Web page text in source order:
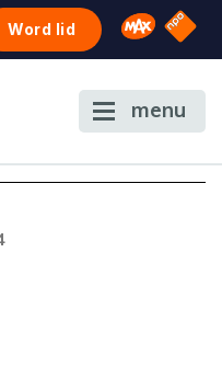
Word lid Omroep
NPO
menu
Als het